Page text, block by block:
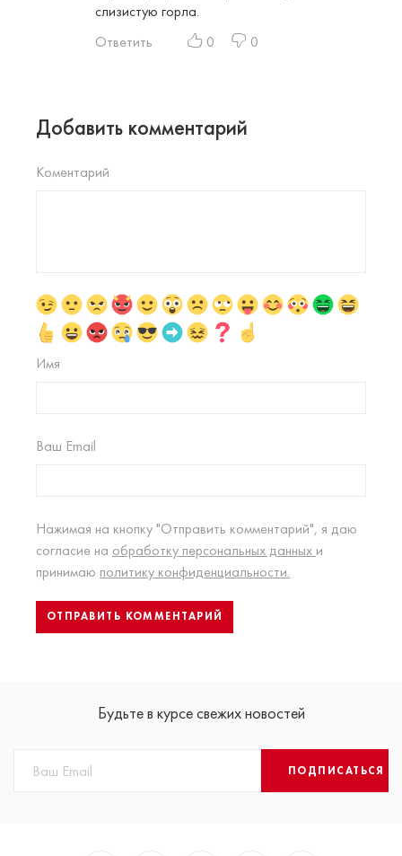
слизистую горла.
Ответить
0 0
Добавить комментарий
Коментарий
Имя
Ваш Email
Нажимая на кнопку "Отправить комментарий", я даю
согласие на обработку персональных данных и
принимаю политику конфиденциальности.
Будьте в курсе свежих новостей
ПОДПИСАТЬСЯ